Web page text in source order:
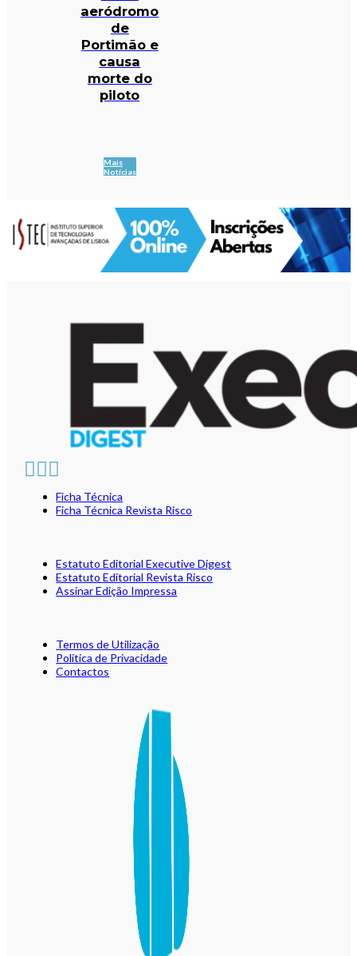
aeródromo
de
Portimão e
causa
morte do
piloto
Mais
Notícias
Ficha Técnica
Ficha Técnica Revista Risco
Estatuto Editorial Executive Digest
Estatuto Editorial Revista Risco
Assinar Edição Impressa
Termos de Utilização
Política de Privacidade
Contactos